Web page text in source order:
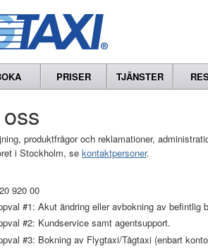
PRISER TJÄNSTER
produkt­frågor och reklamationer,
i Stockholm, se kontaktpersoner.
920 00
#1: Akut ändring eller avbokning av befintlig
#2: Kundservice samt agentsupport.
#3: Bokning av Flygtaxi/Tågtaxi (enbart